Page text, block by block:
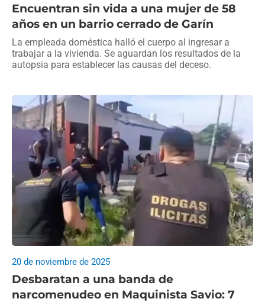
Encuentran sin vida a una mujer de 58
años en un barrio cerrado de Garín
La empleada doméstica halló el cuerpo al ingresar a
trabajar a la vivienda. Se aguardan los resultados de la
autopsia para establecer las causas del deceso.
Desbaratan a una banda de
narcomenudeo en Maquinista Savio: 7
20 de noviembre de 2025